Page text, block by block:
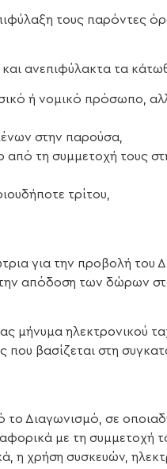
τους παρόντες
ανεπιφύλακτα τα
ή νομικό πρόσωπο,
στην παρούσα,
τη συμμετοχή τους
τρίτου,
για την προβολή του
απόδοση των δώρων
μήνυμα ηλεκτρονικού
βασίζεται στη
το Διαγωνισμό, σε
με τη
η χρήση συσκευών,